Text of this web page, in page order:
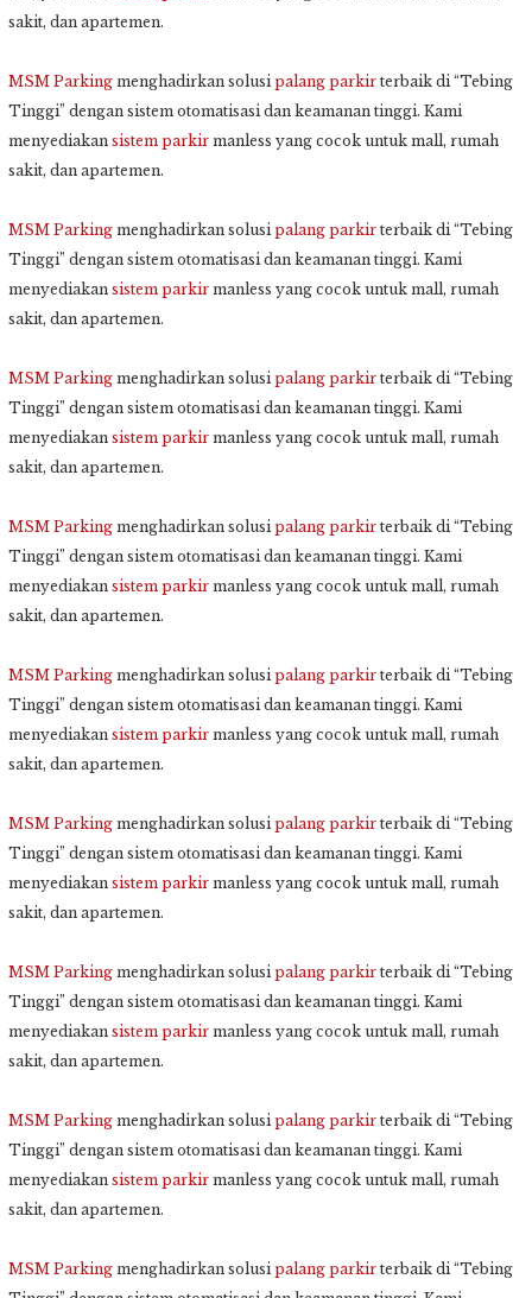
sakit, dan apartemen.
MSM Parking menghadirkan solusi palang parkir terbaik di “Tebing
Tinggi” dengan sistem otomatisasi dan keamanan tinggi. Kami
menyediakan sistem parkir manless yang cocok untuk mall, rumah
sakit, dan apartemen.
MSM Parking menghadirkan solusi palang parkir terbaik di “Tebing
Tinggi” dengan sistem otomatisasi dan keamanan tinggi. Kami
menyediakan sistem parkir manless yang cocok untuk mall, rumah
sakit, dan apartemen.
MSM Parking menghadirkan solusi palang parkir terbaik di “Tebing
Tinggi” dengan sistem otomatisasi dan keamanan tinggi. Kami
menyediakan sistem parkir manless yang cocok untuk mall, rumah
sakit, dan apartemen.
MSM Parking menghadirkan solusi palang parkir terbaik di “Tebing
Tinggi” dengan sistem otomatisasi dan keamanan tinggi. Kami
menyediakan sistem parkir manless yang cocok untuk mall, rumah
sakit, dan apartemen.
MSM Parking menghadirkan solusi palang parkir terbaik di “Tebing
Tinggi” dengan sistem otomatisasi dan keamanan tinggi. Kami
menyediakan sistem parkir manless yang cocok untuk mall, rumah
sakit, dan apartemen.
MSM Parking menghadirkan solusi palang parkir terbaik di “Tebing
Tinggi” dengan sistem otomatisasi dan keamanan tinggi. Kami
menyediakan sistem parkir manless yang cocok untuk mall, rumah
sakit, dan apartemen.
MSM Parking menghadirkan solusi palang parkir terbaik di “Tebing
Tinggi” dengan sistem otomatisasi dan keamanan tinggi. Kami
menyediakan sistem parkir manless yang cocok untuk mall, rumah
sakit, dan apartemen.
MSM Parking menghadirkan solusi palang parkir terbaik di “Tebing
Tinggi” dengan sistem otomatisasi dan keamanan tinggi. Kami
menyediakan sistem parkir manless yang cocok untuk mall, rumah
sakit, dan apartemen.
MSM Parking menghadirkan solusi palang parkir terbaik di “Tebing